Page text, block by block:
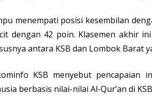
menempati posisi kesembilan
dengan 42 poin. Klasemen akhir
antara KSB dan Lombok Barat
KSB menyebut pencapaian
berbasis nilai-nilai Al-Qur’an di